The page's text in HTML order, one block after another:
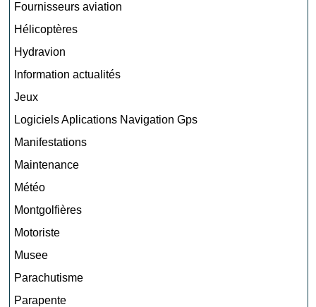
Fournisseurs aviation
Hélicoptères
Hydravion
Information actualités
Jeux
Logiciels Aplications Navigation Gps
Manifestations
Maintenance
Météo
Montgolfières
Motoriste
Musee
Parachutisme
Parapente